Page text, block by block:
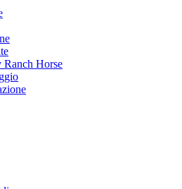
Ranch Horse